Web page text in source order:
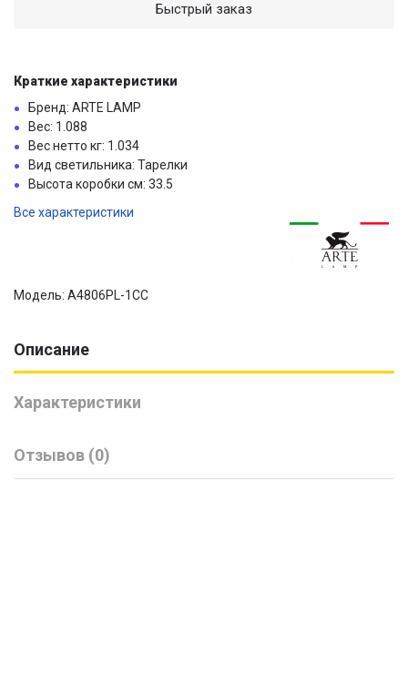
Быстрый заказ
Краткие характеристики
Бренд: ARTE LAMP
Вес: 1.088
Вес нетто кг: 1.034
Вид светильника: Тарелки
Высота коробки см: 33.5
Все характеристики
Модель: A4806PL-1CC
Описание
Характеристики
Отзывов (0)